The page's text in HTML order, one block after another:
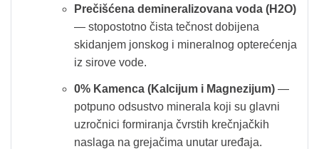
Prečišćena demineralizovana voda (H2O)
— stopostotno čista tečnost dobijena
skidanjem jonskog i mineralnog opterećenja
iz sirove vode.
0% Kamenca (Kalcijum i Magnezijum) —
potpuno odsustvo minerala koji su glavni
uzročnici formiranja čvrstih krečnjačkih
naslaga na grejačima unutar uređaja.